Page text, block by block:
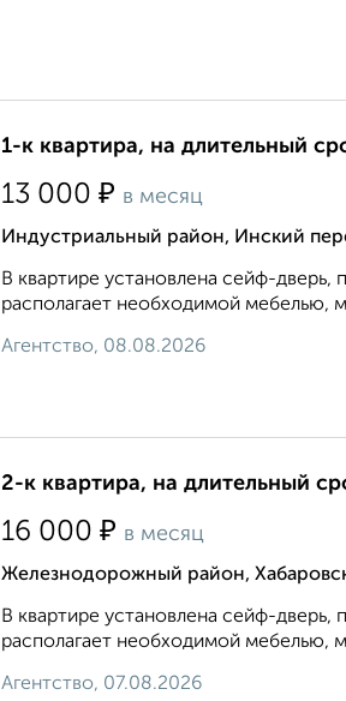
1-к квартира, на длительный
13 000 ₽ в месяц
Индустриальный район, Инский
В квартире установлена сейф-дверь,
располагает необходимой мебелью,
Агентство, 08.08.2026
2-к квартира, на длительный
16 000 ₽ в месяц
Железнодорожный район,
В квартире установлена сейф-дверь,
располагает необходимой мебелью,
Агентство, 07.08.2026